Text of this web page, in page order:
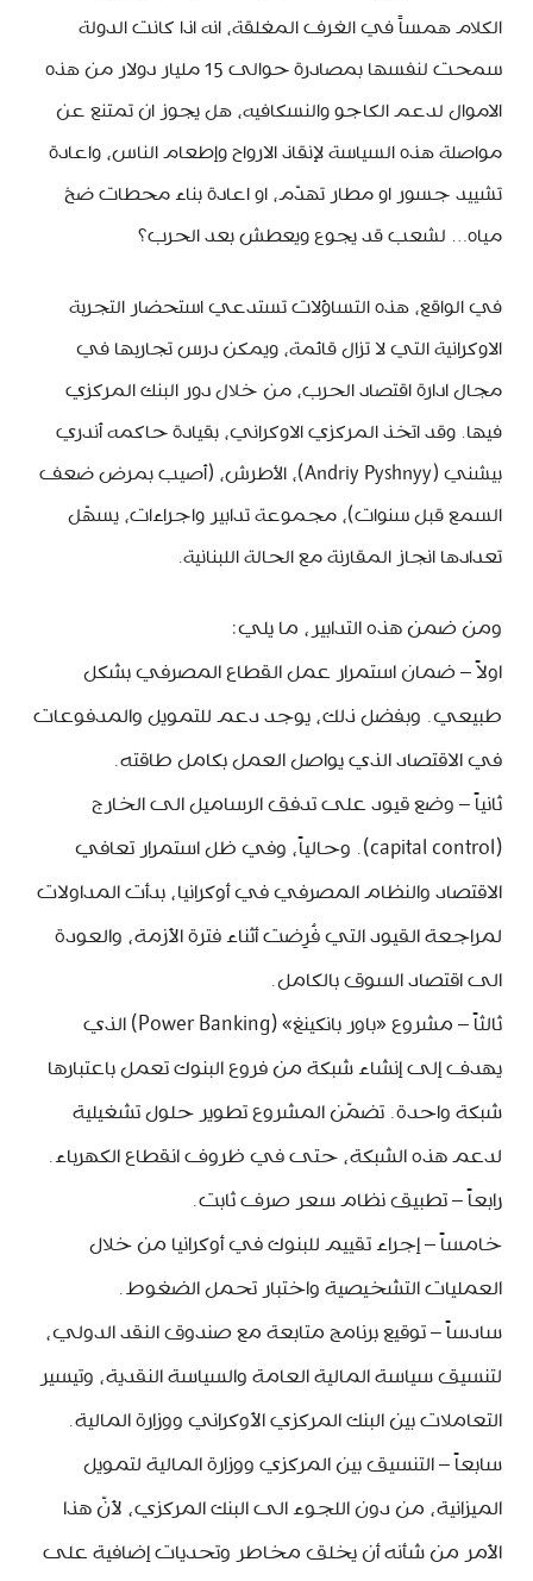
الكلام همساً في الغرف المغلقة، انه اذا كانت الدولة
سمحت لنفسها بمصادرة حوالى 15 مليار دولار من هذه
الاموال لدعم الكاجو والنسكافيه، هل يجوز ان تمتنع عن
مواصلة هذه السياسة لإنقاذ الارواح وإطعام الناس، واعادة
تشييد جسور او مطار تهدّم، او اعادة بناء محطات ضخ
مياه… لشعب قد يجوع ويعطش بعد الحرب؟
في الواقع، هذه التساؤلات تستدعي استحضار التجربة
الاوكرانية التي لا تزال قائمة، ويمكن درس تجاربها في
مجال ادارة اقتصاد الحرب، من خلال دور البنك المركزي
فيها. وقد اتخذ المركزي الاوكراني، بقيادة حاكمه أندري
بيشني (Andriy Pyshnyy)، الأطرش، (أصيب بمرض ضعف
السمع قبل سنوات)، مجموعة تدابير واجراءات، يسهّل
تعدادها انجاز المقارنة مع الحالة اللبنانية.
ومن ضمن هذه التدابير، ما يلي:
اولاً – ضمان استمرار عمل القطاع المصرفي بشكل
طبيعي. وبفضل ذلك، يوجد دعم للتمويل والمدفوعات
في الاقتصاد الذي يواصل العمل بكامل طاقته.
ثانياً – وضع قيود على تدفق الرساميل الى الخارج
(capital control). وحالياً، وفي ظل استمرار تعافي
الاقتصاد والنظام المصرفي في أوكرانيا، بدأت المداولات
لمراجعة القيود التي فُرِضت أثناء فترة الأزمة، والعودة
الى اقتصاد السوق بالكامل.
ثالثاً – مشروع «باور بانكينغ» (Power Banking) الذي
يهدف إلى إنشاء شبكة من فروع البنوك تعمل باعتبارها
شبكة واحدة. تضمّن المشروع تطوير حلول تشغيلية
لدعم هذه الشبكة، حتى في ظروف انقطاع الكهرباء.
رابعاً – تطبيق نظام سعر صرف ثابت.
خامساً – إجراء تقييم للبنوك في أوكرانيا من خلال
العمليات التشخيصية واختبار تحمل الضغوط.
سادساً – توقيع برنامج متابعة مع صندوق النقد الدولي،
لتنسيق سياسة المالية العامة والسياسة النقدية، وتيسير
التعاملات بين البنك المركزي الأوكراني ووزارة المالية.
سابعاً – التنسيق بين المركزي ووزارة المالية لتمويل
الميزانية، من دون اللجوء الى البنك المركزي، لأنّ هذا
الأمر من شأنه أن يخلق مخاطر وتحديات إضافية على